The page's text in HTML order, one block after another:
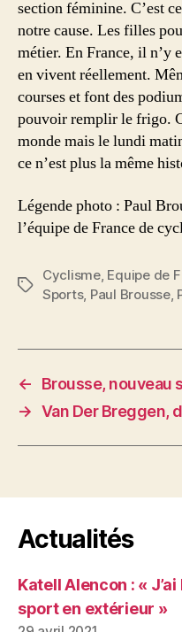
section féminine. C’est
notre cause. Les filles
métier. En France, il n’y
en vivent réellement.
courses et font des
pouvoir remplir le frigo.
monde mais le lundi
ce n’est plus la même
Légende photo : Paul
l’équipe de France de
Étiquettes
Cyclisme, Equipe de
Sports, Paul Brousse,
←
Brousse, nouveau
→ Van Der Breggen,
Actualités
Katell Alencon : «
sport en extérieur »